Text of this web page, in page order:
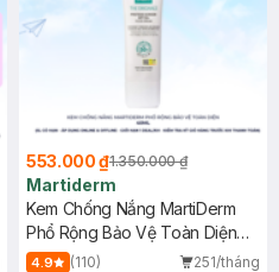
553.000 ₫1.350.000 ₫
Martiderm
Kem Chống Nắng MartiDerm
Phổ Rộng Bảo Vệ Toàn Diện
40ml
4.9 (110)
251/tháng